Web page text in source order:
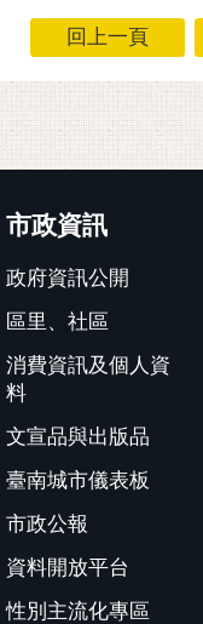
回上一頁
市政資訊
政府資訊公開
區里、社區
消費資訊及個人資
料
文宣品與出版品
臺南城市儀表板
市政公報
資料開放平台
性別主流化專區